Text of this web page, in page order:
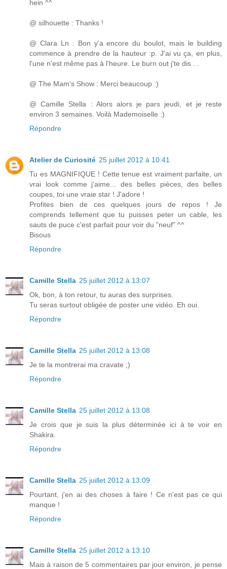
hein ^^
@ silhouette : Thanks !
@ Clara Ln : Bon y'a encore du boulot, mais le building
commence à prendre de la hauteur :p. J'ai vu ça, en plus,
l'une n'est même pas à l'heure. Le burn out j'te dis ...
@ The Mam's Show : Merci beaucoup :)
@ Camille Stella : Alors alors je pars jeudi, et je reste
environ 3 semaines. Voilà Mademoiselle :)
Répondre
Atelier de Curiosité 25 juillet 2012 à 10:41
Tu es MAGNIFIQUE ! Cette tenue est vraiment parfaite, un
vrai look comme j'aime... des belles pièces, des belles
coupes, toi une vraie star ! J'adore !
Profites bien de ces quelques jours de repos ! Je
comprends tellement que tu puisses peter un cable, les
sauts de puce c'est parfait pour voir du "neuf" ^^
Bisous
Répondre
Camille Stella 25 juillet 2012 à 13:07
Ok, bon, à ton retour, tu auras des surprises.
Tu seras surtout obligée de poster une vidéo. Eh oui.
Répondre
Camille Stella 25 juillet 2012 à 13:08
Je te la montrerai ma cravate ;)
Répondre
Camille Stella 25 juillet 2012 à 13:08
Je crois que je suis la plus déterminée ici à te voir en
Shakira.
Répondre
Camille Stella 25 juillet 2012 à 13:09
Pourtant, j'en ai des choses à faire ! Ce n'est pas ce qui
manque !
Répondre
Camille Stella 25 juillet 2012 à 13:10
Mais à raison de 5 commentaires par jour environ, je pense